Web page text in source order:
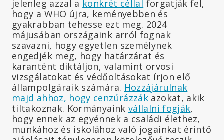
jelenleg azzal a konkrét céllal forgatják fel,
hogy a WHO újra, keményebben és
gyakrabban tehesse ezt meg. 2024
májusában országaink arról fognak
szavazni, hogy egyetlen személynek
engedjék meg, hogy határzárat és
karantént diktáljon, valamint orvosi
vizsgálatokat és védőoltásokat írjon elő
állampolgáraik számára. Hozzájárulnak
majd ahhoz, hogy cenzúrázzák azokat, akik
tiltakoznak. Kormányaink vállalni fogják,
hogy ennek az egyénnek a családi élethez,
munkához és iskolához való jogainkat érintő